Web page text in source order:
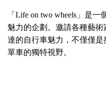
「 Life on two wheels 」是一
魅力的企劃。 邀請各種藝術
達的自行車魅力，不僅僅
單車的獨特視野。